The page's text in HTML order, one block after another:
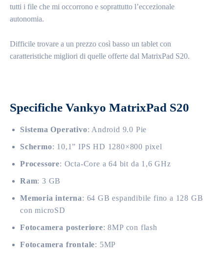
tutti i file che mi occorrono e soprattutto l’eccezionale
autonomia.
Difficile trovare a un prezzo così basso un tablet con
caratteristiche migliori di quelle offerte dal MatrixPad S20.
Specifiche Vankyo MatrixPad S20
Sistema Operativo: Android 9.0 Pie
Schermo: 10,1” IPS HD 1280×800 pixel
Processore: Octa-Core a 64 bit da 1,6 GHz
Ram: 3 GB
Memoria interna: 64 GB espandibile fino a 128 GB
con microSD
Fotocamera posteriore: 8MP con flash
Fotocamera frontale: 5MP